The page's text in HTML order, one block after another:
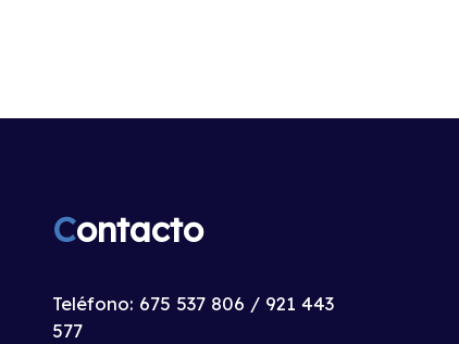
Contacto
Teléfono: 675 537 806 / 921 443
577